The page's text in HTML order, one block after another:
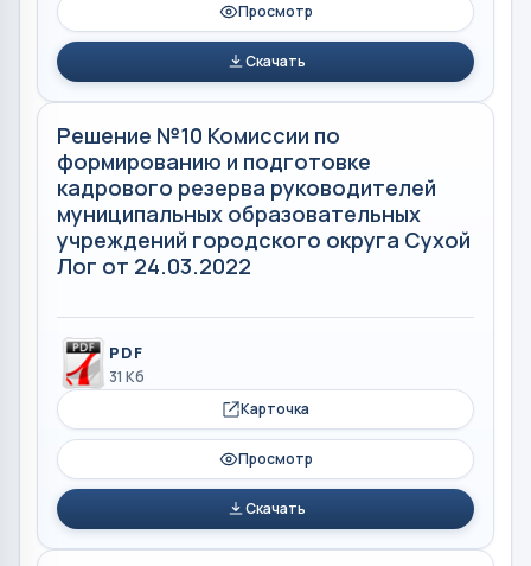
Просмотр
Скачать
Решение №10 Комиссии по
формированию и подготовке
кадрового резерва руководителей
муниципальных образовательных
учреждений городского округа Сухой
Лог от 24.03.2022
PDF
31 Кб
Карточка
Просмотр
Скачать